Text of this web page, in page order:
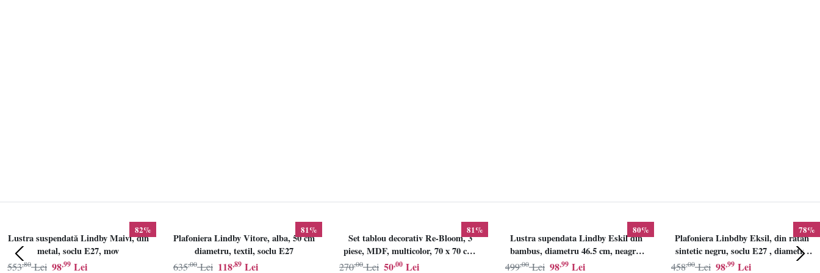
82%
Lustra suspendată Lindby Maivi, din
metal, soclu E27, mov
98,99 Lei
553,80 Lei
81%
Plafoniera Lindby Vitore, alba, 50 cm
diametru, textil, soclu E27
118,89 Lei
635,00 Lei
81%
Set tablou decorativ Re-Bloom, 3
piese, MDF, multicolor, 70 x 70 cm,
Resigilat, Grad B
50,00 Lei
270,00 Lei
80%
Lustra supendata Lindby Eskil din
bambus, diametru 46.5 cm, neagra,
E27
98,99 Lei
499,00 Lei
78%
Plafoniera Linbdby Eksil, din ratan
sintetic negru, soclu E27 , diametru
46.5cm, LINDBY
98,99 Lei
458,00 Lei